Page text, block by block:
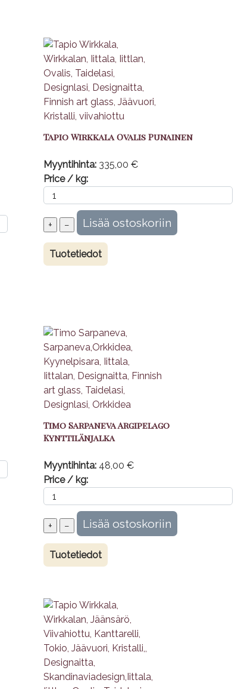
Tapio Wirkkala Ovalis Punainen
Myyntihinta: 335,00 €
Price / kg:
Tuotetiedot
Timo Sarpaneva Argipelago
Kynttilänjalka
Myyntihinta: 48,00 €
Price / kg:
Tuotetiedot